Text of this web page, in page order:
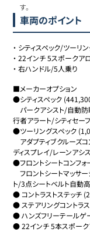
す。
車両のポイント
・ シティスペック/ツーリ
・22インチ 5スポークア
・右ハンドル/5人乗り
■メーカーオプション
●シティスペック
パークアシスト/自動防
行者アラート/シティセー
●ツーリングスペック
アダプティブクルーズ
ディスプレイ/レーンアシ
●フロントシートコンフ
フロントシートマッサ
ト/3点シートベルト自動
● コントラストステッチ
● ステアリングコントラ
● ハンズフリーテールゲ
● 22インチ 5本スポーク